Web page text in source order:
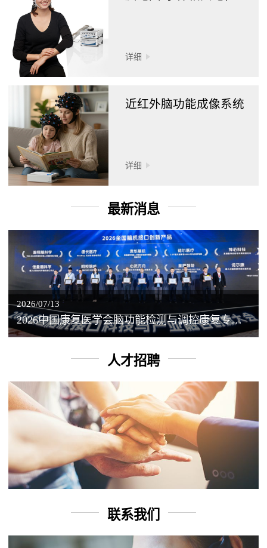
详细
近红外脑功能成像系统
详细
最新消息
2026/07/13
2026中国康复医学会脑功能检测与调控康复专业委员会学术年会丨脑客中国：脑机接口——EEG驱动TMS闭环调控工作坊
人才招聘
联系我们